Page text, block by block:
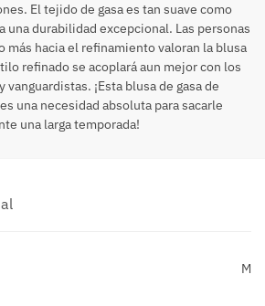
El tejido de gasa es tan suave como
una durabilidad excepcional. Las personas
más hacia el refinamiento valoran la blusa
refinado se acoplará aun mejor con los
¡Esta blusa de gasa de
una necesidad absoluta para sacarle
una larga temporada!
M